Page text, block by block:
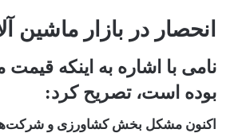
انحصار در بازار ماشین
نامی با اشاره به اینکه
بوده است، تصریح کرد:
اکنون مشکل بخش کشاورزی و